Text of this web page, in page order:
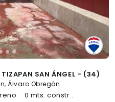
TIZAPAN SAN ÁNGEL - (34)
Álvaro Obregón
0 mts. constr..